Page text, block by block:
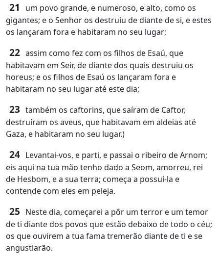
21
um povo grande, e numeroso, e alto, como os
gigantes; e o Senhor os destruiu de diante de si, e estes
os lançaram fora e habitaram no seu lugar;
22 assim como fez com os filhos de Esaú, que
habitavam em Seir, de diante dos quais destruiu os
horeus; e os filhos de Esaú os lançaram fora e
habitaram no seu lugar até este dia;
23 também os caftorins, que saíram de Caftor,
destruíram os aveus, que habitavam em aldeias até
Gaza, e habitaram no seu lugar.)
24 Levantai-vos, e parti, e passai o ribeiro de Arnom;
eis aqui na tua mão tenho dado a Seom, amorreu, rei
de Hesbom, e a sua terra; começa a possuí-la e
contende com eles em peleja.
25 Neste dia, começarei a pôr um terror e um temor
de ti diante dos povos que estão debaixo de todo o céu;
os que ouvirem a tua fama tremerão diante de ti e se
angustiarão.